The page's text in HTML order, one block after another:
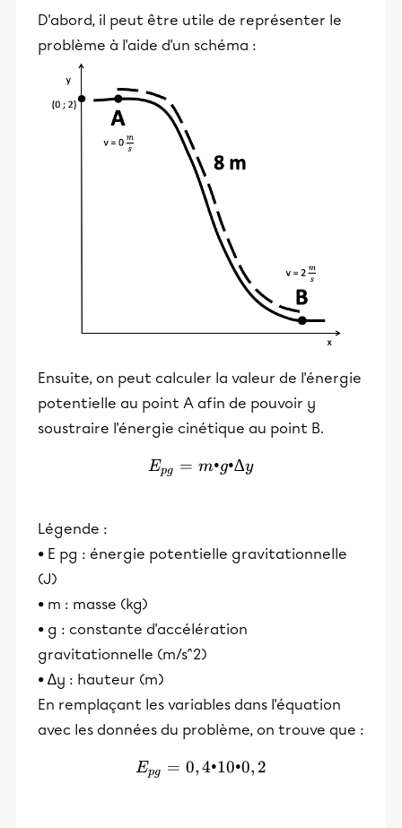
D'abord, il peut être utile de représenter le
problème à l'aide d'un schéma :
Ensuite, on peut calculer la valeur de l'énergie
potentielle au point A afin de pouvoir y
soustraire l'énergie cinétique au point B.
E_{pg}=m•g•∆y
Epg = m•g•∆y
Légende :
• E pg : énergie potentielle gravitationnelle
(J)
• m : masse (kg)
• g : constante d'accélération
gravitationnelle (m/s^2)
• ∆y : hauteur (m)
En remplaçant les variables dans l'équation
avec les données du problème, on trouve que :
E_{pg} = 0,4•10•0,2
Epg = 0,4•10•0, 2